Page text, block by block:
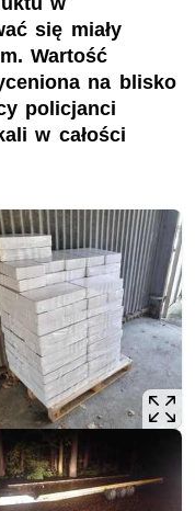
się miały
Wartość
na blisko
policjanci
w całości